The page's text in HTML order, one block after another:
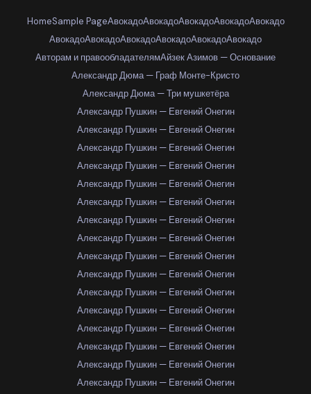
HomeSample PageАвокадоАвокадоАвокадоАвокадоАвокадо
АвокадоАвокадоАвокадоАвокадоАвокадоАвокадо
Авторам и правообладателямАйзек Азимов — Основание
Александр Дюма — Граф Монте-Кристо
Александр Дюма — Три мушкетёра
Александр Пушкин — Евгений Онегин
Александр Пушкин — Евгений Онегин
Александр Пушкин — Евгений Онегин
Александр Пушкин — Евгений Онегин
Александр Пушкин — Евгений Онегин
Александр Пушкин — Евгений Онегин
Александр Пушкин — Евгений Онегин
Александр Пушкин — Евгений Онегин
Александр Пушкин — Евгений Онегин
Александр Пушкин — Евгений Онегин
Александр Пушкин — Евгений Онегин
Александр Пушкин — Евгений Онегин
Александр Пушкин — Евгений Онегин
Александр Пушкин — Евгений Онегин
Александр Пушкин — Евгений Онегин
Александр Пушкин — Евгений Онегин